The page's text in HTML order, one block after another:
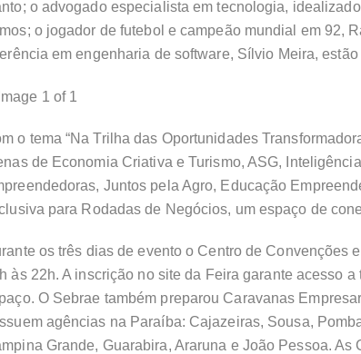
o advogado especialista em tecnologia,
o jogador de futebol e campeão mundial em 92,
em engenharia de software, Sílvio Meira,
o tema “Na Trilha das Oportunidades
de Economia Criativa e Turismo, ASG,
Juntos pela Agro, Educação
para Rodadas de Negócios, um espaço de
os três dias de evento o Centro de Convenções
às 22h. A inscrição no site da Feira garante acesso
O Sebrae também preparou Caravanas
agências na Paraíba: Cajazeiras, Sousa,
Grande, Guarabira, Araruna e João Pessoa. As